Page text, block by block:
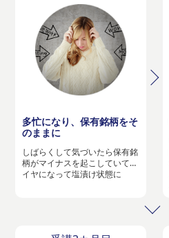
多忙になり、保有銘柄をそ
のままに
しばらくして気づいたら保有銘
柄がマイナスを起こしていて…
イヤになって塩漬け状態に